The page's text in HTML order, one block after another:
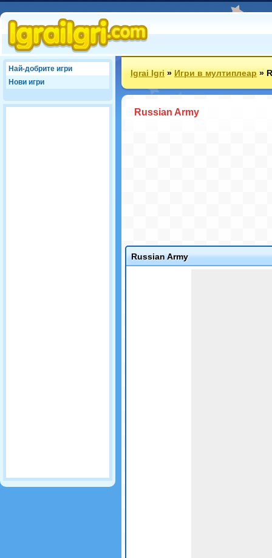
Най-добрите игри
Нови игри
Igrai Igri»Игри в мултиплеар»
Russian Army
Russian Army